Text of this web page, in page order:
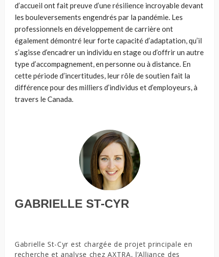
d’accueil ont fait preuve d’une résilience incroyable devant
les bouleversements engendrés par la pandémie. Les
professionnels en développement de carrière ont
également démontré leur forte capacité d’adaptation, qu’il
s’agisse d’encadrer un individu en stage ou d’offrir un autre
type d’accompagnement, en personne ou à distance. En
cette période d’incertitudes, leur rôle de soutien fait la
différence pour des milliers d’individus et d’employeurs, à
travers le Canada.
GABRIELLE ST-CYR
Gabrielle St-Cyr est chargée de projet principale en
recherche et analyse chez AXTRA, l’Alliance des